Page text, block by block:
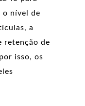
o nível de
a
retenção de
isso, os